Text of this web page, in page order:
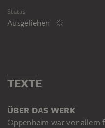
Status
Ausgeliehen
TEXTE
ÜBER DAS WERK
Oppenheim war vor allem